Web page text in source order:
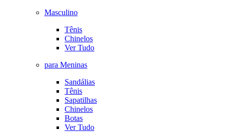
Masculino
Tênis
Chinelos
Ver Tudo
para Meninas
Sandálias
Tênis
Sapatilhas
Chinelos
Botas
Ver Tudo